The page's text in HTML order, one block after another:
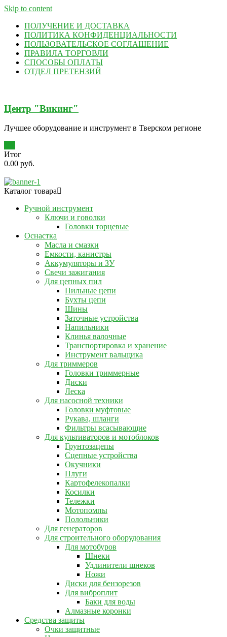
Skip to content
ПОЛУЧЕНИЕ И ДОСТАВКА
ПОЛИТИКА КОНФИДЕНЦИАЛЬНОСТИ
ПОЛЬЗОВАТЕЛЬСКОЕ СОГЛАШЕНИЕ
ПРАВИЛА ТОРГОВЛИ
СПОСОБЫ ОПЛАТЫ
ОТДЕЛ ПРЕТЕНЗИЙ
Центр "Викинг"
Лучшее оборудование и инструмент в Тверском регионе
Итог
0.00 руб.
Каталог товара
Ручной инструмент
Ключи и говолки
Головки торцевые
Оснастка
Масла и смазки
Емкости, канистры
Аккумуляторы и ЗУ
Свечи зажигания
Для цепных пил
Пильные цепи
Бухты цепи
Шины
Заточные устройства
Напильники
Клинья валочные
Транспортировка и хранение
Инструмент вальщика
Для триммеров
Головки триммерные
Диски
Леска
Для насосной техники
Головки муфтовые
Рукава, шланги
Фильтры всасывающие
Для культиваторов и мотоблоков
Грунтозацепы
Сцепные устройства
Окучники
Плуги
Картофелекопалки
Косилки
Тележки
Мотопомпы
Полольники
Для генераторов
Для строительного оборудования
Для мотобуров
Шнеки
Удлинители шнеков
Ножи
Диски для бензорезов
Для виброплит
Баки для воды
Алмазные коронки
Средства защиты
Очки защитные